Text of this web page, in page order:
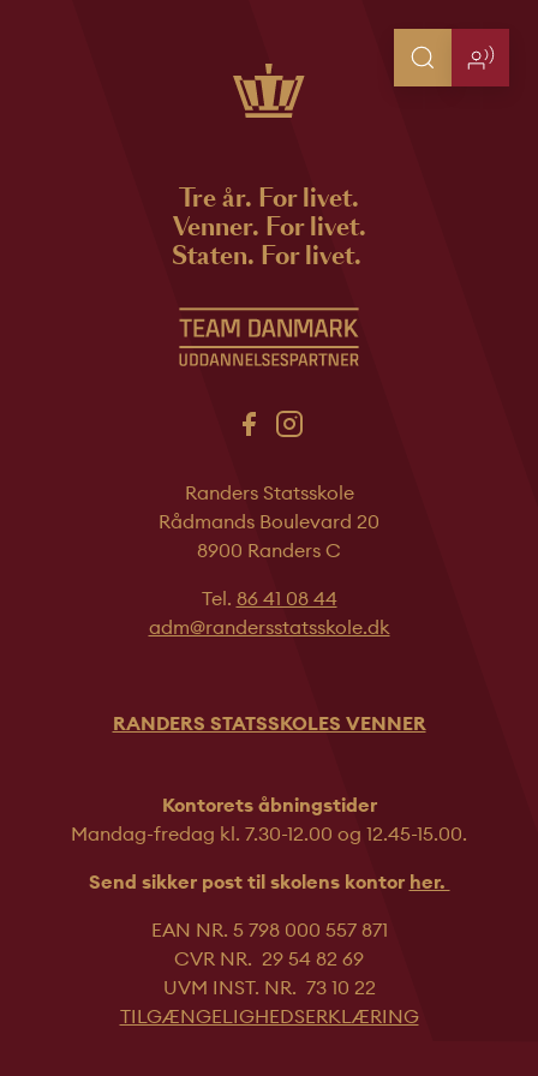
Tre år. For livet.
Venner. For livet.
Staten. For livet.
Randers Statsskole
Rådmands Boulevard 20
8900 Randers C
Tel. 86 41 08 44
adm@randersstatsskole.dk
RANDERS STATSSKOLES VENNER
Kontorets åbningstider
Mandag-fredag kl. 7.30-12.00 og 12.45-15.00.
Send sikker post til skolens kontor her.
EAN NR. 5 798 000 557 871
CVR NR. 29 54 82 69
UVM INST. NR. 73 10 22
TILGÆNGELIGHEDSERKLÆRING